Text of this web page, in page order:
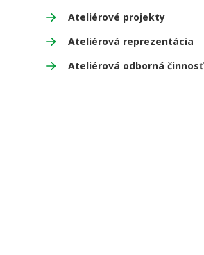
Ateliérové projekty
Ateliérová reprezentácia
Ateliérová odborná činnosť